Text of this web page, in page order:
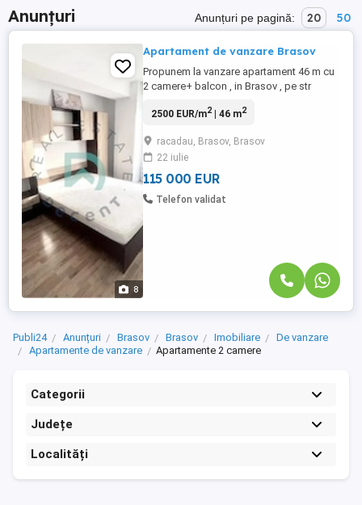
Anunțuri Anunțuri pe pagină: 20 50
8
Apartament de vanzare Brasov
Propunem la vanzare apartament 46 m cu
2 camere+ balcon , in Brasov , pe str
2015, dotat cu 2 lifturi , etaj 7 din 10.
deosebita spre muntele Piatra Mare si
beneficiaza de lumina naturala pe tot
parcursul zilei. Locatia ...
2500 EUR/m2| 46 m2
racadau, Brasov, Brasov
22 iulie
115 000 EUR
Telefon validat
Publi24 Anunțuri Brasov Brasov Imobiliare
De vanzare
Apartamente de vanzare
Apartamente 2 camere
Categorii
Județe
Localități